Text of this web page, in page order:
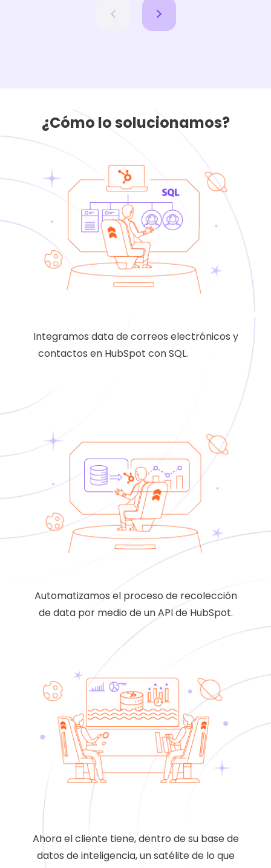
Querían evitar enviar un exceso de correos
¿Cómo lo solucionamos?
Integramos data de correos electrónicos y
contactos en HubSpot con SQL.
Automatizamos el proceso de recolección
de data por medio de un API de HubSpot.
Ahora el cliente tiene, dentro de su base de
datos de inteligencia, un satélite de lo que